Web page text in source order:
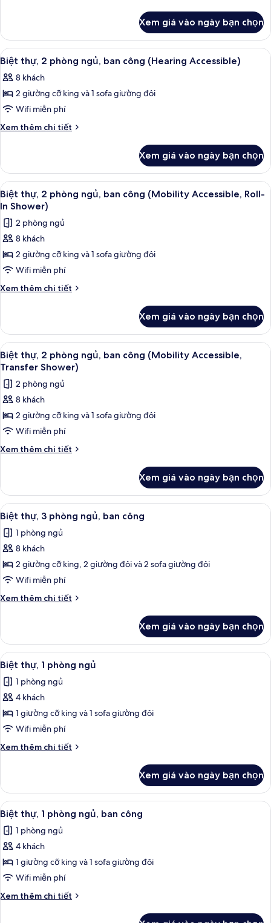
ban
công
(Mobility
Accessible,
Roll-
In
Shower)
Biệt
thự,
2
phòng
ngủ,
ban
(Mobility
Accessible,
Roll-
Xem giá vào ngày bạn chọn
Xem
tất
cả
ảnh
Biệt
thự,
ngủ,
ban
công
(Hearing
Accessible)
TV màn hình phẳng, đầu đĩa DVD,
12
Biệt thự, 2 phòng ngủ, ban công (Hearing Accessible)
8 khách
2 giường cỡ king và 1 sofa giường đôi
Wifi miễn phí
Xem thêm chi tiết
Chi
Biệt
thự,
2
phòng
ban
công
Accessible)
Xem giá vào ngày bạn chọn
Xem
tất
cả
ảnh
Biệt
thự,
2
phòng
công
(Mobility
Accessible,
Roll-
In
Shower)
TV màn hình phẳng, đầu đĩa DVD,
12
Biệt thự, 2 phòng ngủ, ban công (Mobility Accessible, Roll-
In Shower)
2 phòng ngủ
8 khách
2 giường cỡ king và 1 sofa giường đôi
Wifi miễn phí
Xem thêm chi tiết
Chi
Biệt
thự,
2
phòng
ban
công
Accessible,
Roll-
Shower)
Xem giá vào ngày bạn chọn
Xem
tất
cả
ảnh
Biệt
thự,
2
phòng
công
(Mobility
Accessible,
Transfer
Shower)
TV màn hình phẳng, đầu đĩa DVD,
12
Biệt thự, 2 phòng ngủ, ban công (Mobility Accessible,
Transfer Shower)
2 phòng ngủ
8 khách
2 giường cỡ king và 1 sofa giường đôi
Wifi miễn phí
Xem thêm chi tiết
Chi
Biệt
thự,
2
phòng
ngủ,
ban
(Mobility
Accessible,
Shower)
Xem giá vào ngày bạn chọn
Xem
tất
cả
ảnh
Biệt
thự,
3
phòng
ban
công
TV màn hình phẳng, đầu đĩa DVD,
5
Biệt thự, 3 phòng ngủ, ban công
1 phòng ngủ
8 khách
2 giường cỡ king, 2 giường đôi và 2 sofa giường đôi
Wifi miễn phí
Xem thêm chi tiết
Chi
Biệt
thự,
3
phòng
ngủ,
ban
Xem giá vào ngày bạn chọn
Xem
tất
cả
ảnh
Biệt
thự,
1
phòng
TV màn hình phẳng, đầu đĩa DVD,
2
Biệt thự, 1 phòng ngủ
1 phòng ngủ
4 khách
1 giường cỡ king và 1 sofa giường đôi
Wifi miễn phí
Xem thêm chi tiết
Chi
Biệt
thự,
1
phòng
ngủ
Xem giá vào ngày bạn chọn
Xem
tất
cả
ảnh
Biệt
thự,
1
phòng
TV màn hình phẳng, đầu đĩa DVD,
5
Biệt thự, 1 phòng ngủ, ban công
1 phòng ngủ
4 khách
1 giường cỡ king và 1 sofa giường đôi
Wifi miễn phí
Xem thêm chi tiết
Chi